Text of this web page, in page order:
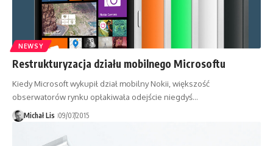
NEWSY
Restrukturyzacja działu mobilnego Microsoftu
Kiedy Microsoft wykupił dział mobilny Nokii, większość
obserwatorów rynku opłakiwała odejście niegdyś…
Michał Lis 09/07/2015